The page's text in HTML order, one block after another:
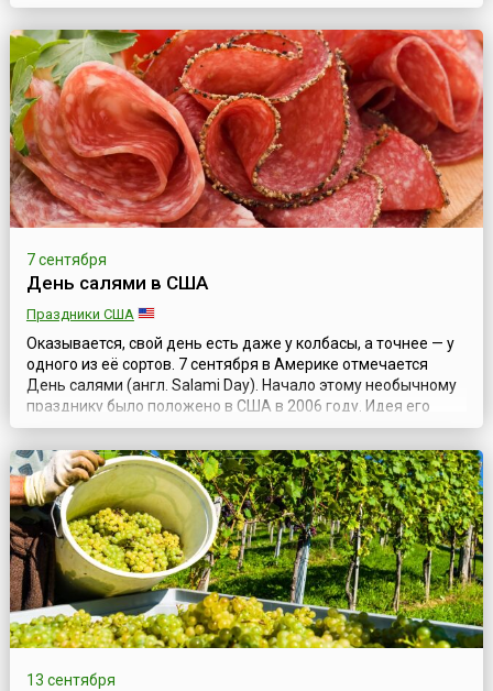
день вафель, отмечаемый 25 марта.Чем же отличается
американское лакомство? Эти вафли — не хрустящие
пластинки, к которым привыкли жители европейских стран,
а небольшие «оладьи», которые ...
7 сентября
День салями в США
Праздники США
Оказывается, свой день есть даже у колбасы, а точнее — у
одного из её сортов. 7 сентября в Америке отмечается
День салями (англ. Salami Day). Начало этому необычному
празднику было положено в США в 2006 году. Идея его
проведения пришла в голову двум подругам Кристине и
Вирджинии — любительницам этого вкусного продукта.
Именно 7 сентября они, находясь у себя дома, в городе
Хенрико (штат Вирджин...
13 сентября